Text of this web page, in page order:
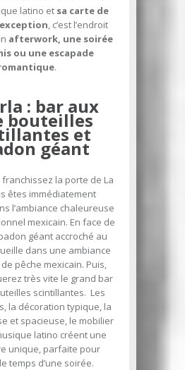
latino et sa carte de
, c’est l’endroit
afterwork, une soirée
ou une escapade
.
: bar aux
bouteilles
et
géant
la porte de La
êtes immédiatement
l’ambiance chaleureuse
mexicain. En face de
géant accroché au
dans une ambiance
pêche mexicain. Puis,
très vite le grand bar
scintillantes. Les
la décoration typique, la
et spacieuse, le mobilier
latino créent une
unique, parfaite pour
temps d’une soirée.